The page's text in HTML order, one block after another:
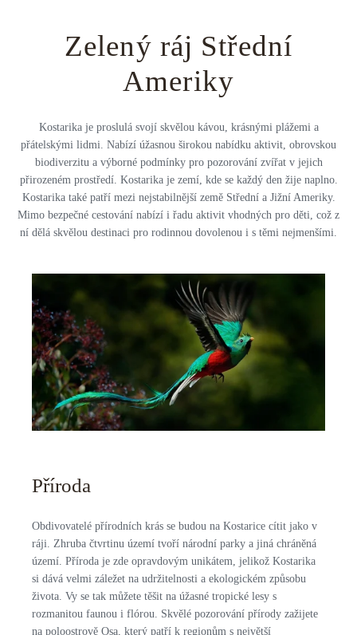
Zelený ráj Střední
Ameriky
Kostarika je proslulá svojí skvělou kávou, krásnými plážemi a
přátelskými lidmi. Nabízí úžasnou širokou nabídku aktivit, obrovskou
biodiverzitu a výborné podmínky pro pozorování zvířat v jejich
přirozeném prostředí. Kostarika je zemí, kde se každý den žije naplno.
Kostarika také patří mezi nejstabilnější země Střední a Jižní Ameriky.
Mimo bezpečné cestování nabízí i řadu aktivit vhodných pro děti, což z
ní dělá skvělou destinaci pro rodinnou dovolenou i s těmi nejmenšími.
Příroda
Obdivovatelé přírodních krás se budou na Kostarice cítit jako v
ráji. Zhruba čtvrtinu území tvoří národní parky a jiná chráněná
území. Příroda je zde opravdovým unikátem, jelikož Kostarika
si dává velmi záležet na udržitelnosti a ekologickém způsobu
života. Vy se tak můžete těšit na úžasné tropické lesy s
rozmanitou faunou i flórou. Skvělé pozorování přírody zažijete
na poloostrově Osa, který patří k regionům s největší
Všechny destinace
Golfová dovolená
Dovolená na pláži
Prodloužený víkend
Safari
Privátní vily
Uganda
Botswana
Všechny destinace